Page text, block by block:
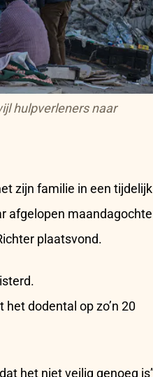
hulpverleners naar
zijn familie in een tijdelijk
afgelopen
plaatsvond.
dodental op zo’n 20
het niet veilig genoeg